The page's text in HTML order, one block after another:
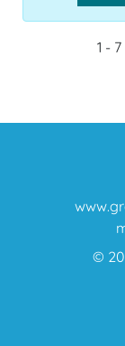
1 -
©